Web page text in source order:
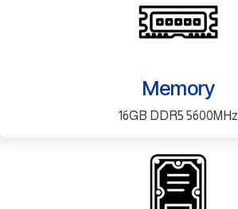
Memory
16GB DDR5 5600MHz